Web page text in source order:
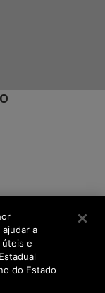
a
úteis e
do Estado